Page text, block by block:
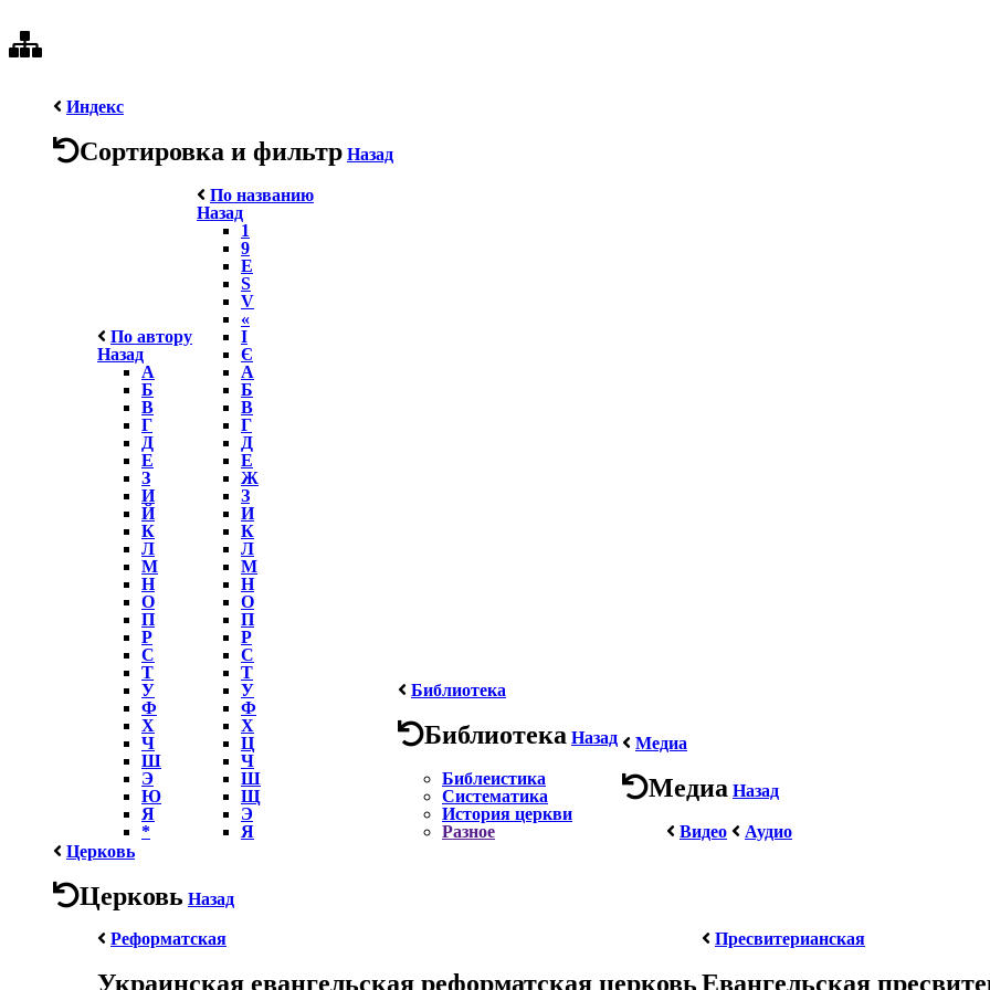
Индекс
Сортировка и фильтр Назад
По автору
Назад
А
Б
В
Г
Д
Е
З
И
Й
К
Л
М
Н
О
П
Р
С
Т
У
Ф
Х
Ч
Ш
Э
Ю
Я
*
По названию
Назад
1
9
E
S
V
«
І
Є
А
Б
В
Г
Д
Е
Ж
З
И
К
Л
М
Н
О
П
Р
С
Т
У
Ф
Х
Ц
Ч
Ш
Щ
Э
Я
Библиотека
Библиотека Назад
Библеистика
Систематика
История церкви
Разное
Медиа
Медиа Назад
Видео
Аудио
Церковь
Церковь Назад
Реформатская
Украинская евангельская реформатская церковь
Пресвитерианская
Евангельская